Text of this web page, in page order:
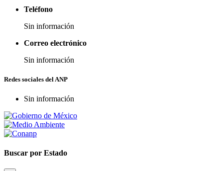
Teléfono
Sin información
Correo electrónico
Sin información
Redes sociales del ANP
Sin información
Buscar por Estado